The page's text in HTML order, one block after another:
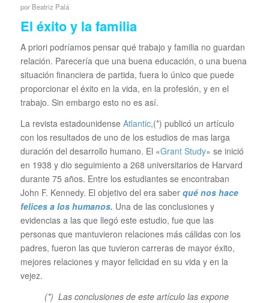
por Beatriz Palá
El éxito y la familia
A priori podríamos pensar qué trabajo y familia no guardan
relación. Parecería que una buena educación, o una buena
situación financiera de partida, fuera lo único que puede
proporcionar el éxito en la vida, en la profesión, y en el
trabajo. Sin embargo esto no es así.
La revista estadounidense Atlantic,(*) publicó un artículo
con los resultados de uno de los estudios de mas larga
duración del desarrollo humano. El «Grant Study» se inició
en 1938 y dio seguimiento a 268 universitarios de Harvard
durante 75 años. Entre los estudiantes se encontraban
John F. Kennedy. El objetivo del era saberqué nos hace
felices a los humanos. Una de las conclusiones y
evidencias a las que llegó este estudio, fue que las
personas que mantuvieron relaciones más cálidas con los
padres, fueron las que tuvieron carreras de mayor éxito,
mejores relaciones y mayor felicidad en su vida y en la
vejez.
(*) Las conclusiones de este artículo las expone